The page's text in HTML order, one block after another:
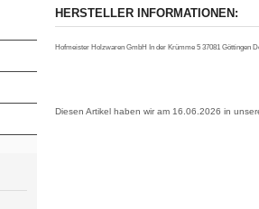
HERSTELLER INFORMATIONEN:
Hofmeister Holzwaren GmbH In der Krümme 5 37081 Göttingen
Diesen Artikel haben wir am 16.06.2026 in